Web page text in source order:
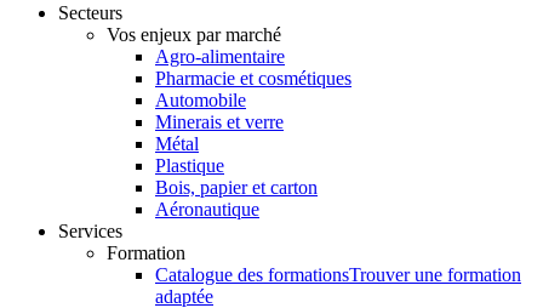
Secteurs
Vos enjeux par marché
Agro-alimentaire
Pharmacie et cosmétiques
Automobile
Minerais et verre
Métal
Plastique
Bois, papier et carton
Aéronautique
Services
Formation
Catalogue des formationsTrouver une formation
adaptée